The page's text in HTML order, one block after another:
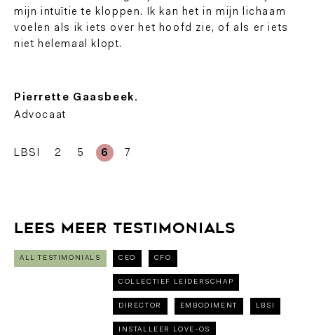
mijn intuïtie te kloppen. Ik kan het in mijn lichaam
voelen als ik iets over het hoofd zie, of als er iets
niet helemaal klopt.
Pierrette Gaasbeek.
Advocaat
LBSI 2 5 6 7
Lees meer testimonials
ALL TESTIMONIALS CEO CFO
COLLECTIEF LEIDERSCHAP
DIRECTOR EMBODIMENT LBSI
INSTALLEER LOVE-OS